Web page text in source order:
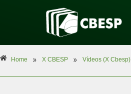
Home » X CBESP » Vídeos (X Cbesp)